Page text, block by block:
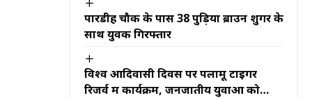
पारडीह चौक के पास 38 पुड़िया ब्राउन शुगर के
साथ युवक गिरफ्तार
विश्व आदिवासी दिवस पर पलामू टाइगर
रिजर्व में कार्यक्रम, जनजातीय युवाओं को